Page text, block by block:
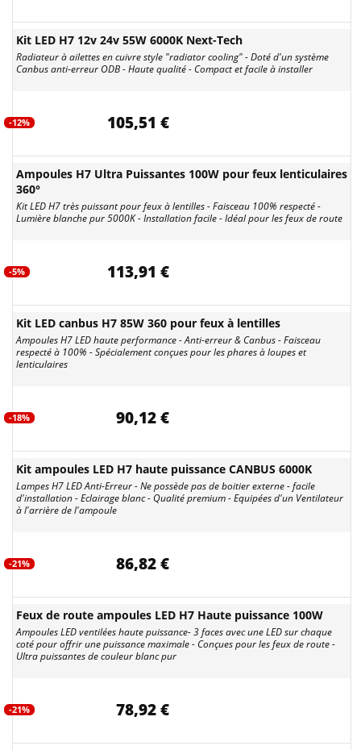
Kit LED H7 12v 24v 55W 6000K Next-Tech
Radiateur à ailettes en cuivre style "radiator cooling" - Doté d'un système
Canbus anti-erreur ODB - Haute qualité - Compact et facile à installer
-12% 105,51 €
Ampoules H7 Ultra Puissantes 100W pour feux lenticulaires
360°
Kit LED H7 très puissant pour feux à lentilles - Faisceau 100% respecté -
Lumière blanche pur 5000K - Installation facile - Idéal pour les feux de route
-5% 113,91 €
Kit LED canbus H7 85W 360 pour feux à lentilles
Ampoules H7 LED haute performance - Anti-erreur & Canbus - Faisceau
respecté à 100% - Spécialement conçues pour les phares à loupes et
lenticulaires
-18% 90,12 €
Kit ampoules LED H7 haute puissance CANBUS 6000K
Lampes H7 LED Anti-Erreur - Ne possède pas de boitier externe - facile
d'installation - Eclairage blanc - Qualité premium - Equipées d'un Ventilateur
à l'arrière de l'ampoule
-21% 86,82 €
Feux de route ampoules LED H7 Haute puissance 100W
Ampoules LED ventilées haute puissance- 3 faces avec une LED sur chaque
coté pour offrir une puissance maximale - Conçues pour les feux de route -
Ultra puissantes de couleur blanc pur
-21% 78,92 €